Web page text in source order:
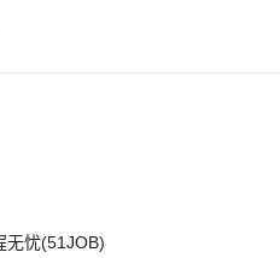
无忧(51JOB)